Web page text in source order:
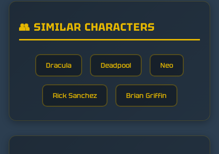
👥 SIMILAR CHARACTERS
Dracula Deadpool Neo
Rick Sanchez Brian Griffin